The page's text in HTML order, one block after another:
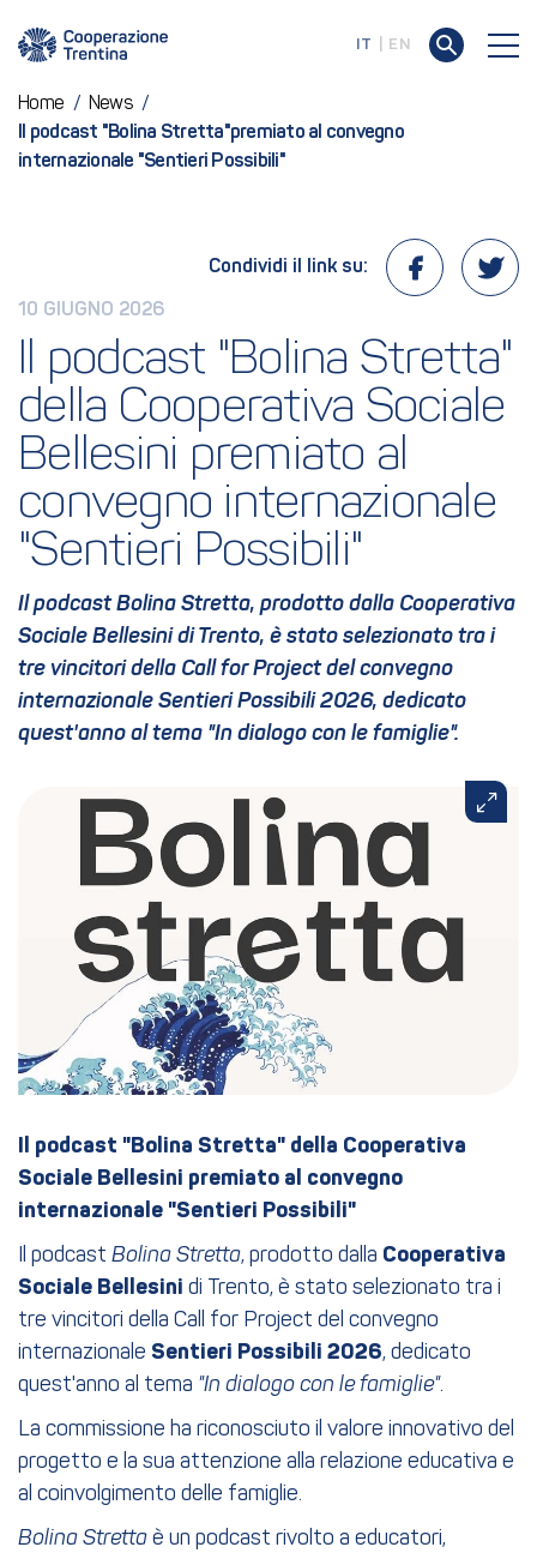
IT EN
Home / News /
Il podcast "Bolina Stretta"premiato al convegno
internazionale "Sentieri Possibili"
10 GIUGNO 2026
Condividi il link su:
Il podcast "Bolina Stretta"
della Cooperativa Sociale
Bellesini premiato al
convegno internazionale
"Sentieri Possibili"
Il podcastBolina Stretta, prodotto dalla Cooperativa
Sociale Bellesini di Trento, è stato selezionato tra i
tre vincitori della Call for Project del convegno
internazionale Sentieri Possibili 2026, dedicato
quest'anno al tema "In dialogo con le famiglie".
Il podcast "Bolina Stretta" della Cooperativa
Sociale Bellesini premiato al convegno
internazionale "Sentieri Possibili"
Il podcast Bolina Stretta, prodotto dalla Cooperativa
Sociale Bellesini di Trento, è stato selezionato tra i
tre vincitori della Call for Project del convegno
internazionale Sentieri Possibili 2026, dedicato
quest'anno al tema "In dialogo con le famiglie".
La commissione ha riconosciuto il valore innovativo del
progetto e la sua attenzione alla relazione educativa e
al coinvolgimento delle famiglie.
Bolina Stretta è un podcast rivolto a educatori,